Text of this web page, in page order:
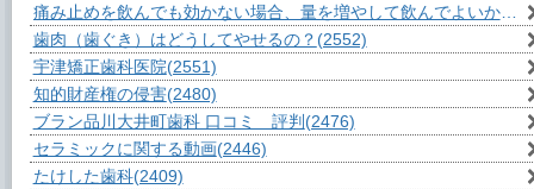
痛み止めを飲んでも効かない場合、量を増やして飲んでよいか？
歯肉（歯ぐき）はどうしてやせるの？ (2552)
宇津矯正歯科医院(2551)
知的財産権の侵害(2480)
ブラン品川大井町歯科 口コミ 評判 (2476)
セラミックに関する動画(2446)
たけした歯科(2409)